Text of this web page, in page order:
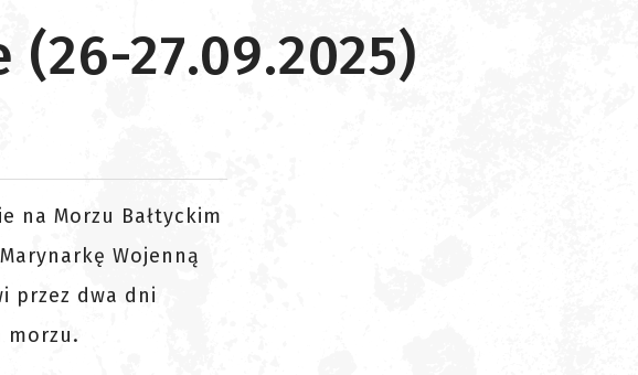
27.09.2025)
na Morzu Bałtyckim
Wojenną
przez dwa dni
morzu.